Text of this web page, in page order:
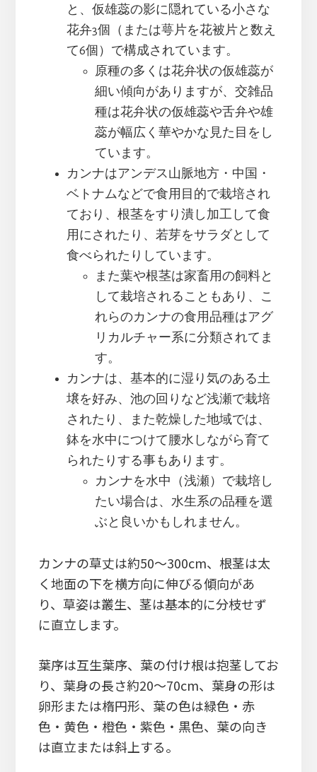
と、仮雄蕊の影に隠れている小さな
花弁3個（または萼片を花被片と数え
て6個）で構成されています。
原種の多くは花弁状の仮雄蕊が
細い傾向がありますが、交雑品
種は花弁状の仮雄蕊や舌弁や雄
蕊が幅広く華やかな見た目をし
ています。
カンナはアンデス山脈地方・中国・
ベトナムなどで食用目的で栽培され
ており、根茎をすり潰し加工して食
用にされたり、若芽をサラダとして
食べられたりしています。
また葉や根茎は家畜用の飼料と
して栽培されることもあり、こ
れらのカンナの食用品種はアグ
リカルチャー系に分類されてま
す。
カンナは、基本的に湿り気のある土
壌を好み、池の回りなど浅瀬で栽培
されたり、また乾燥した地域では、
鉢を水中につけて腰水しながら育て
られたりする事もあります。
カンナを水中（浅瀬）で栽培し
たい場合は、水生系の品種を選
ぶと良いかもしれません。
カンナの草丈は約50～300cm、根茎は太
く地面の下を横方向に伸びる傾向があ
り、草姿は叢生、茎は基本的に分枝せず
に直立します。
葉序は互生葉序、葉の付け根は抱茎してお
り、葉身の長さ約20～70cm、葉身の形は
卵形または楕円形、葉の色は緑色・赤
色・黄色・橙色・紫色・黒色、葉の向き
は直立または斜上する。